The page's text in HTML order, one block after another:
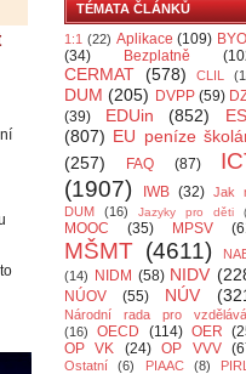
TÉMATA ČLÁNKŮ
1:1 (22) Aplikace (109)
(34)
Bezplatně
CERMAT (578) CLIL
DUM (205) DVPP (59)
(39)
EDUin (852)
(807) EU peníze
(257)
FAQ (87)
(1907)
IWB (32) Jak
DUM
(16) Jazyky pro děti
MOOC (35) MPSV
MŠMT (4611)
(14)
NIDM (58) NIDV
NÚOV (55) NÚV
Národní rada pro
(16)
OECD (114) OER
OP VK
(24) OP VVV
Ostatní (6) PIAAC (8)